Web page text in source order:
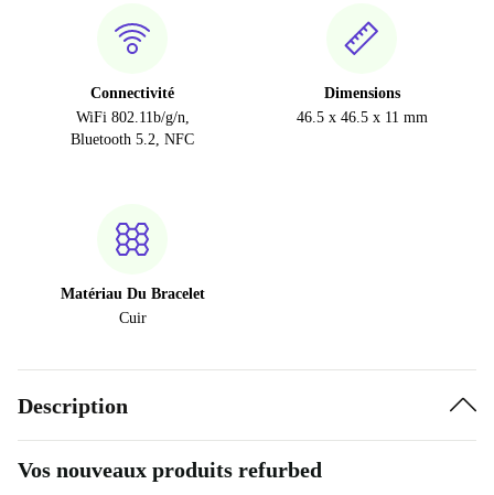
Connectivité
WiFi 802.11b/g/n,
Bluetooth 5.2, NFC
Dimensions
46.5 x 46.5 x 11 mm
Matériau Du Bracelet
Cuir
Description
Vos nouveaux produits refurbed